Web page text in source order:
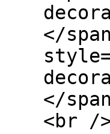
</
</
<br /